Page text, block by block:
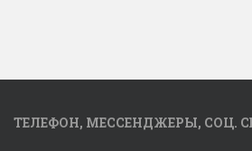
ТЕЛЕФОН, МЕССЕНДЖЕРЫ, СОЦ.